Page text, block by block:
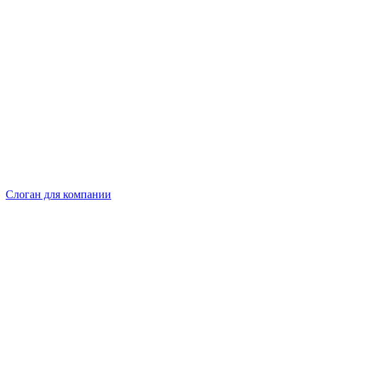
Слоган для компании